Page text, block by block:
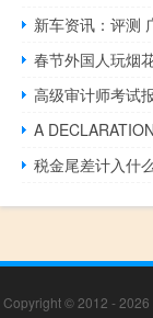
春节外国人玩烟
高级审计师考试
A
税金尾差计入什
Copyright © 2012 - 2026